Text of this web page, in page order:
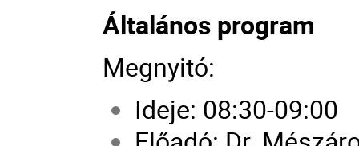
Általános program
Megnyitó:
Ideje: 08:30-09:00